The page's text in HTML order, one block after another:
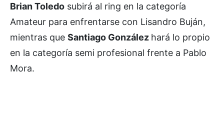
Brian Toledo subirá al ring en la categoría
Amateur para enfrentarse con Lisandro Buján,
mientras que Santiago González hará lo propio
en la categoría semi profesional frente a Pablo
Mora.